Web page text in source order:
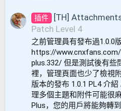
插件 [TH]
Patch Level 4
之前管理員有發布過1.0.0
https://
plus.332/ 但是測試後有些
裡，管理頁面也少了檢視
版本的發布 1.0.1 PL4 介
理多個主題和附件可能很
Plus，您的用戶將能夠轉